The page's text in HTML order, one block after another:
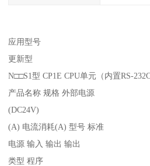
应用型号
更新型
N□□S1型 CP1E CPU单元（内置RS-
产品名称 规格 外部电源
(DC24V)
(A) 电流消耗(A) 型号 标准
电源 输入 输出 输出
类型 程序